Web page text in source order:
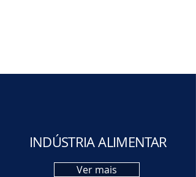
INDÚSTRIA ALIMENTAR
Ver mais